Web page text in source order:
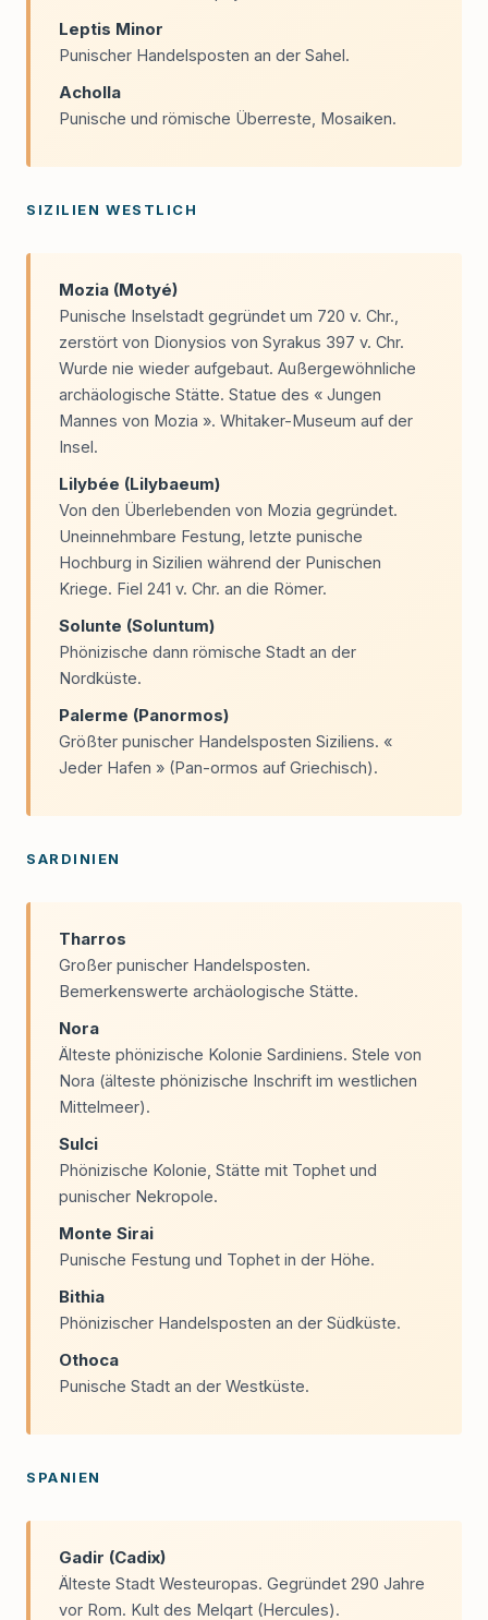
Leptis Minor
Punischer Handelsposten an der Sahel.
Acholla
Punische und römische Überreste, Mosaiken.
SIZILIEN WESTLICH
Mozia (Motyé)
Punische Inselstadt gegründet um 720 v. Chr.,
zerstört von Dionysios von Syrakus 397 v. Chr.
Wurde nie wieder aufgebaut. Außergewöhnliche
archäologische Stätte. Statue des « Jungen
Mannes von Mozia ». Whitaker-Museum auf der
Insel.
Lilybée (Lilybaeum)
Von den Überlebenden von Mozia gegründet.
Uneinnehmbare Festung, letzte punische
Hochburg in Sizilien während der Punischen
Kriege. Fiel 241 v. Chr. an die Römer.
Solunte (Soluntum)
Phönizische dann römische Stadt an der
Nordküste.
Palerme (Panormos)
Größter punischer Handelsposten Siziliens. «
Jeder Hafen » (Pan-ormos auf Griechisch).
SARDINIEN
Tharros
Großer punischer Handelsposten.
Bemerkenswerte archäologische Stätte.
Nora
Älteste phönizische Kolonie Sardiniens. Stele von
Nora (älteste phönizische Inschrift im westlichen
Mittelmeer).
Sulci
Phönizische Kolonie, Stätte mit Tophet und
punischer Nekropole.
Monte Sirai
Punische Festung und Tophet in der Höhe.
Bithia
Phönizischer Handelsposten an der Südküste.
Othoca
Punische Stadt an der Westküste.
SPANIEN
Gadir (Cadix)
Älteste Stadt Westeuropas. Gegründet 290 Jahre
vor Rom. Kult des Melqart (Hercules).